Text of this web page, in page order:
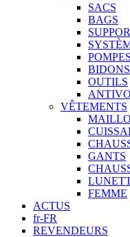
SACS
BAGS
POMPES
OUTILS
VÊTEMENTS
GANTS
FEMME
ACTUS
fr-FR
REVENDEURS